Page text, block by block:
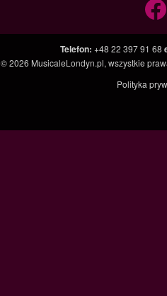
Telefon: +48 22 397 91 68
© 2026 MusicaleLondyn.pl, wszystkie
Polityka